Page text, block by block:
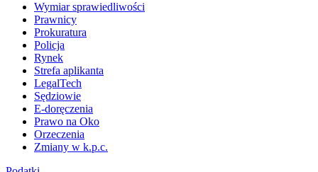
Wymiar sprawiedliwości
Prawnicy
Prokuratura
Policja
Rynek
Strefa aplikanta
LegalTech
Sędziowie
E-doręczenia
Prawo na Oko
Orzeczenia
Zmiany w k.p.c.